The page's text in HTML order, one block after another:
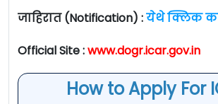
जाहिरात (Notification) :येथे क्लिक
Official Site :www.dogr.icar.gov.in
How to Apply For